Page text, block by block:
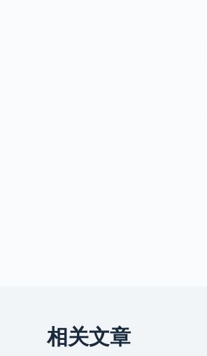
相关文章